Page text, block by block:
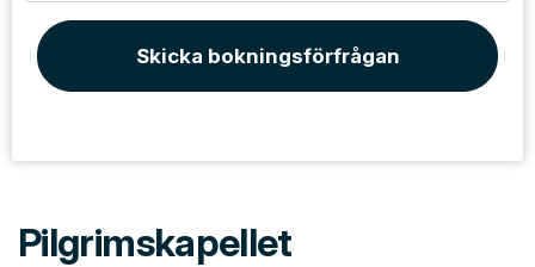
Skicka bokningsförfrågan
Pilgrimskapellet